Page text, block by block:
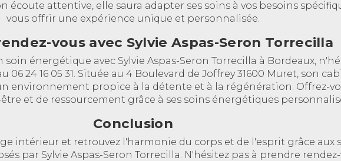
écoute attentive, elle saura adapter ses soins à vos besoins
vous offrir une expérience unique et personnalisée.
vous avec Sylvie Aspas-Seron Torrecilla
énergétique avec Sylvie Aspas-Seron Torrecilla à Bordeaux,
06 24 16 05 31. Située au 4 Boulevard de Joffrey 31600 Muret, son
environnement propice à la détente et à la régénération. Offrez-
et de ressourcement grâce à ses soins énergétiques
Conclusion
intérieur et retrouvez l'harmonie du corps et de l'esprit grâce aux
par Sylvie Aspas-Seron Torrecilla. N'hésitez pas à prendre